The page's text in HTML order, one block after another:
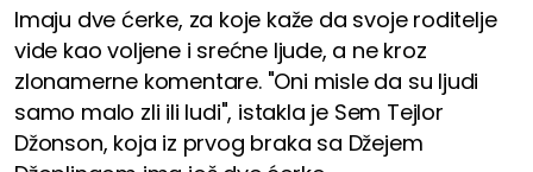
Imaju dve ćerke, za koje kaže da svoje roditelje
vide kao voljene i srećne ljude, a ne kroz
zlonamerne komentare. "Oni misle da su ljudi
samo malo zli ili ludi", istakla je Sem Tejlor
Džonson, koja iz prvog braka sa Džejem